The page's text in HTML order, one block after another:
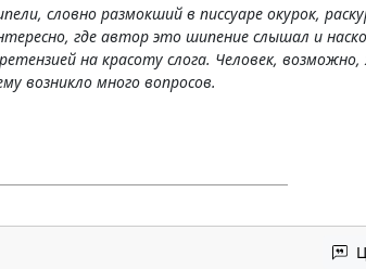
словно размокший в писсуаре окурок,
где автор это шипение слышал и
на красоту слога. Человек,
возникло много вопросов.